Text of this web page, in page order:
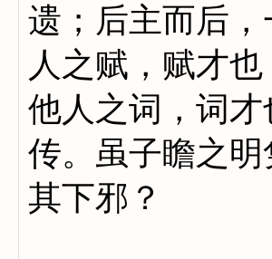
遗；后主而后
人之赋，赋才
他人之词，词
传。虽子瞻之
其下邪？